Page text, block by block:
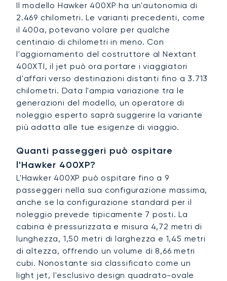
Il modello Hawker 400XP ha un'autonomia di
2.469 chilometri. Le varianti precedenti, come
il 400a, potevano volare per qualche
centinaio di chilometri in meno. Con
l'aggiornamento del costruttore al Nextant
400XTI, il jet può ora portare i viaggiatori
d'affari verso destinazioni distanti fino a 3.713
chilometri. Data l'ampia variazione tra le
generazioni del modello, un operatore di
noleggio esperto saprà suggerire la variante
più adatta alle tue esigenze di viaggio.
Quanti passeggeri può ospitare
l'Hawker 400XP?
L'Hawker 400XP può ospitare fino a 9
passeggeri nella sua configurazione massima,
anche se la configurazione standard per il
noleggio prevede tipicamente 7 posti. La
cabina è pressurizzata e misura 4,72 metri di
lunghezza, 1,50 metri di larghezza e 1,45 metri
di altezza, offrendo un volume di 8,66 metri
cubi. Nonostante sia classificato come un
light jet, l'esclusivo design quadrato-ovale